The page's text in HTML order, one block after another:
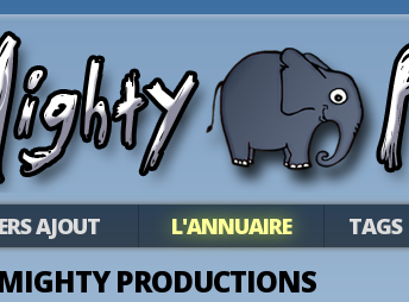
AJOUT L'ANNUAIRE TAGS
PRODUCTIONS